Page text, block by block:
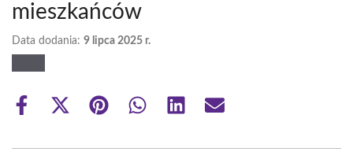
mieszkańców
Data dodania: 9 lipca 2025 r.
Share
Share
(Twitter)
Share Share Share Share